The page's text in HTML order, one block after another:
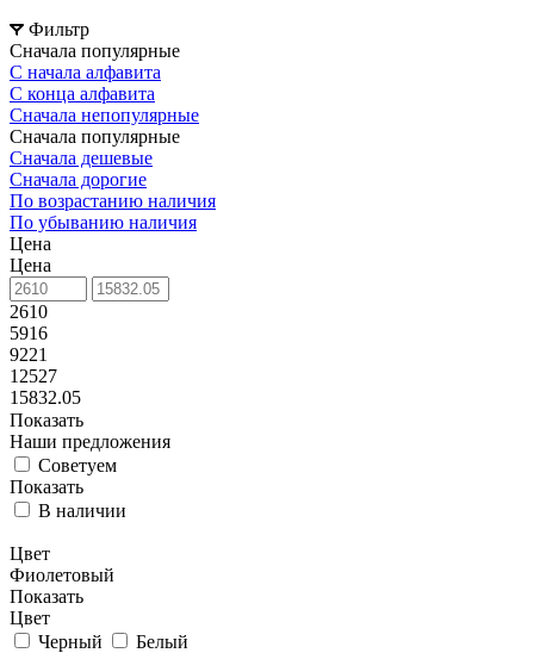
Фильтр
Сначала популярные
С начала алфавита
С конца алфавита
Сначала непопулярные
Сначала популярные
Сначала дешевые
Сначала дорогие
По возрастанию наличия
По убыванию наличия
Цена
Цена
2610
5916
9221
12527
15832.05
Показать
Наши предложения
Советуем
Показать
В наличии
Цвет
Фиолетовый
Показать
Цвет
Черный
Белый